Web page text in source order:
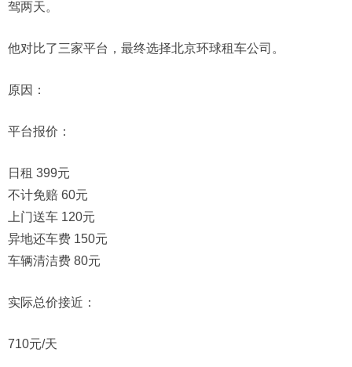
驾两天。
他对比了三家平台，最终选择北京环球租车公司。
原因：
平台报价：
日租 399元
不计免赔 60元
上门送车 120元
异地还车费 150元
车辆清洁费 80元
实际总价接近：
710元/天